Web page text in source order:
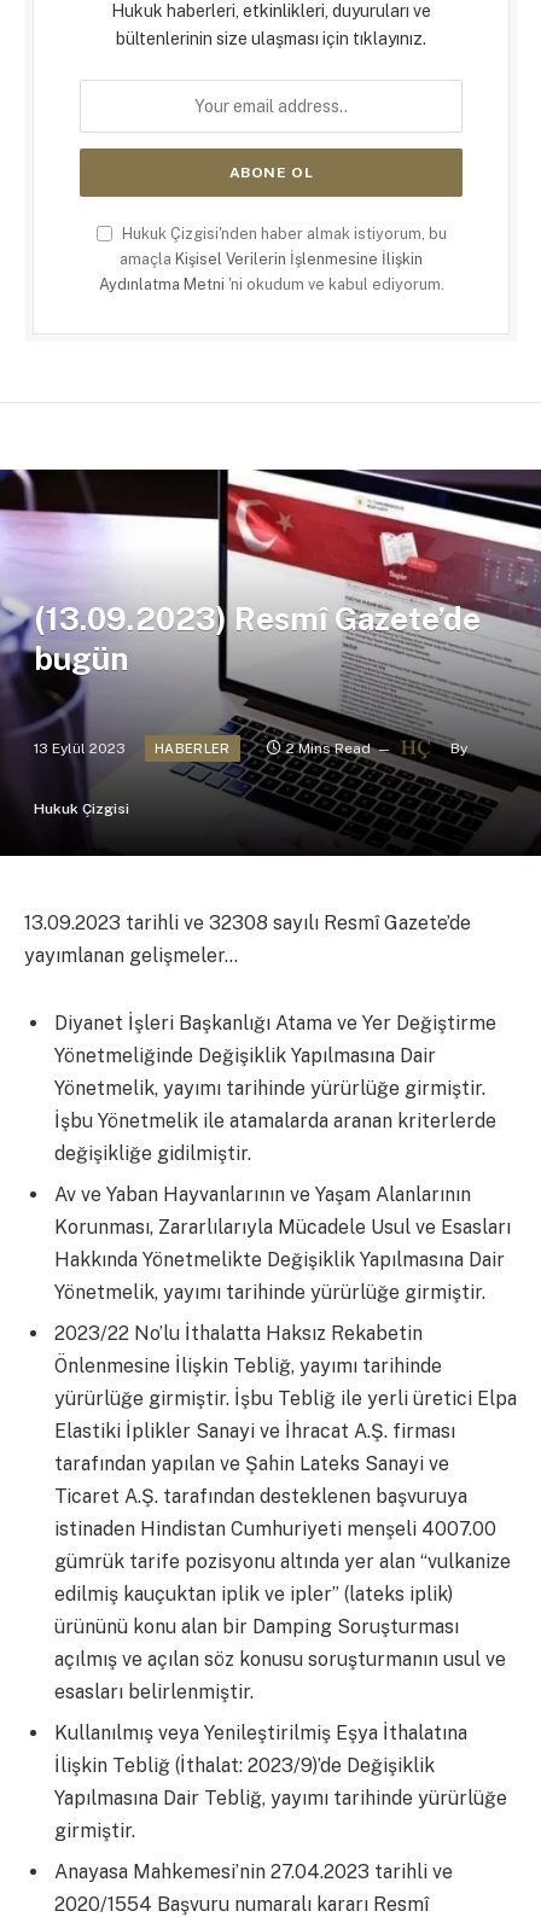
Hukuk haberleri, etkinlikleri, duyuruları ve
bültenlerinin size ulaşması için tıklayınız.
Hukuk Çizgisi'nden haber almak istiyorum, bu
amaçla Kişisel Verilerin İşlenmesine İlişkin
Aydınlatma Metni 'ni okudum ve kabul ediyorum.
(13.09.2023) Resmî Gazete’de
bugün
13 Eylül 2023 HABERLER 2 Mins Read By
Hukuk Çizgisi
13.09.2023 tarihli ve 32308 sayılı Resmî Gazete’de
yayımlanan gelişmeler…
Diyanet İşleri Başkanlığı Atama ve Yer Değiştirme
Yönetmeliğinde Değişiklik Yapılmasına Dair
Yönetmelik, yayımı tarihinde yürürlüğe girmiştir.
İşbu Yönetmelik ile atamalarda aranan kriterlerde
değişikliğe gidilmiştir.
Av ve Yaban Hayvanlarının ve Yaşam Alanlarının
Korunması, Zararlılarıyla Mücadele Usul ve Esasları
Hakkında Yönetmelikte Değişiklik Yapılmasına Dair
Yönetmelik, yayımı tarihinde yürürlüğe girmiştir.
2023/22 No’lu İthalatta Haksız Rekabetin
Önlenmesine İlişkin Tebliğ, yayımı tarihinde
yürürlüğe girmiştir. İşbu Tebliğ ile yerli üretici Elpa
Elastiki İplikler Sanayi ve İhracat A.Ş. firması
tarafından yapılan ve Şahin Lateks Sanayi ve
Ticaret A.Ş. tarafından desteklenen başvuruya
istinaden Hindistan Cumhuriyeti menşeli 4007.00
gümrük tarife pozisyonu altında yer alan “vulkanize
edilmiş kauçuktan iplik ve ipler” (lateks iplik)
ürününü konu alan bir Damping Soruşturması
açılmış ve açılan söz konusu soruşturmanın usul ve
esasları belirlenmiştir.
Kullanılmış veya Yenileştirilmiş Eşya İthalatına
İlişkin Tebliğ (İthalat: 2023/9)’de Değişiklik
Yapılmasına Dair Tebliğ, yayımı tarihinde yürürlüğe
girmiştir.
Anayasa Mahkemesi’nin 27.04.2023 tarihli ve
2020/1554 Başvuru numaralı kararı Resmî